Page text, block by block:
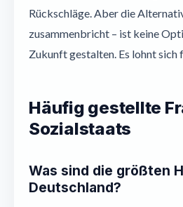
Rückschläge. Aber die
zusammenbricht – ist keine
Zukunft gestalten. Es lohnt sich
Häufig gestellte
Sozialstaats
Was sind die größten
Deutschland?